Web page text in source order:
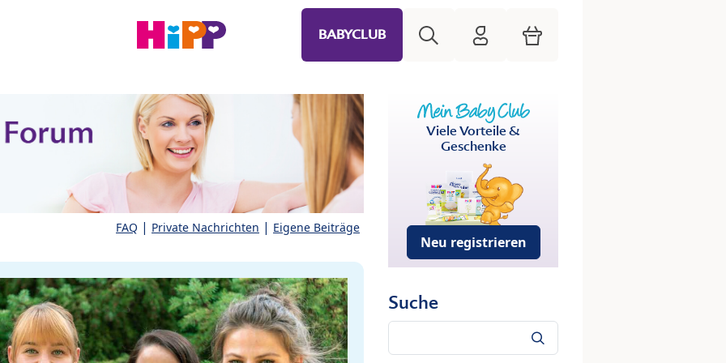
BABYCLUB HiPP Mein Babyclub
Warenkorb
FAQ | Private Nachrichten | Eigene Beiträge
Viele Vorteile &
Geschenke
Neu registrieren
Suche